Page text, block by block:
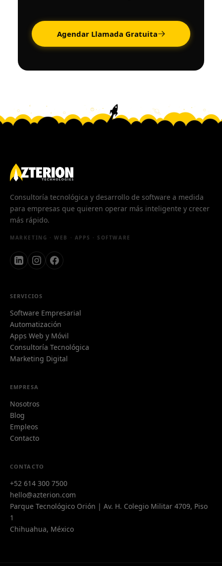
Agendar Llamada Gratuita
Consultoría tecnológica y desarrollo de software a medida
para empresas que quieren operar más inteligente y crecer
más rápido.
MARKETING · WEB · APPS · SOFTWARE
SERVICIOS
Software Empresarial
Automatización
Apps Web y Móvil
Consultoría Tecnológica
Marketing Digital
EMPRESA
Nosotros
Blog
Empleos
Contacto
CONTACTO
+52 614 300 7500
hello@azterion.com
Parque Tecnológico Orión | Av. H. Colegio Militar 4709, Piso
1
Chihuahua, México
A Azi